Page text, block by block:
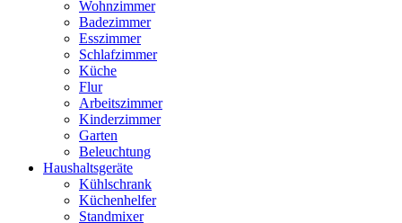
Wohnzimmer
Badezimmer
Esszimmer
Schlafzimmer
Küche
Flur
Arbeitszimmer
Kinderzimmer
Garten
Beleuchtung
Haushaltsgeräte
Kühlschrank
Küchenhelfer
Standmixer